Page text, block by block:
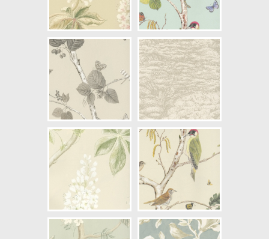
Färg: Blå, Beige, Gul
Mönster: Djur, Växter, Träd,
Fjärilar, Fåglar
Struktur: Slät
Cirkapris: 1610,00 kr
(Kontakta din färghandlare för
exakt pris.)